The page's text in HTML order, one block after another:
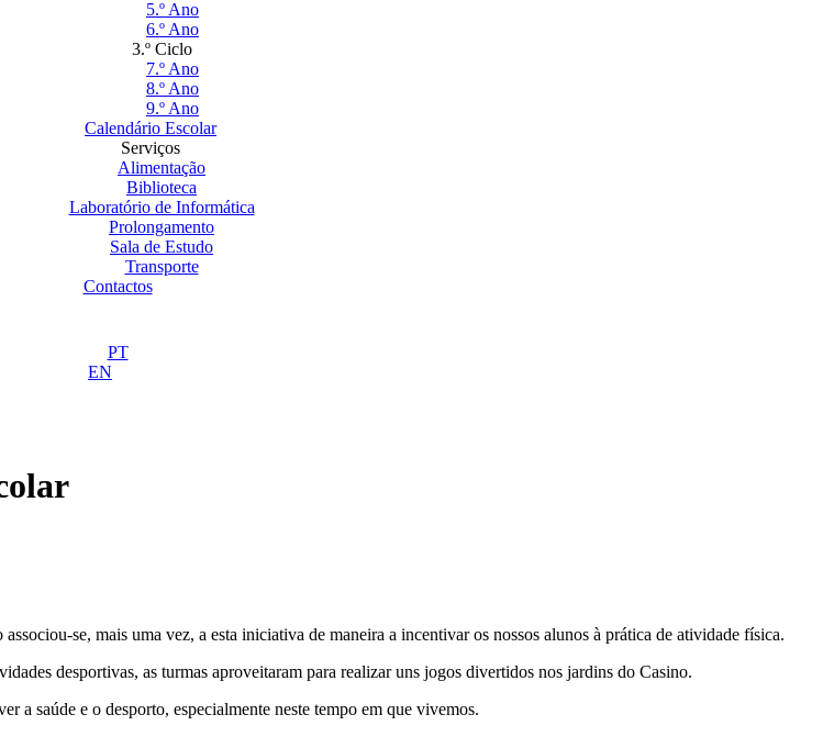
5.º Ano
6.º Ano
3.º Ciclo
7.º Ano
8.º Ano
9.º Ano
Calendário Escolar
Serviços
Alimentação
Biblioteca
Laboratório de Informática
Prolongamento
Sala de Estudo
Transporte
Contactos
PT
EN
se, mais uma vez, a esta iniciativa de maneira a incentivar os nossos alunos à prática de atividade física.
desportivas, as turmas aproveitaram para realizar uns jogos divertidos nos jardins do Casino.
a saúde e o desporto, especialmente neste tempo em que vivemos.